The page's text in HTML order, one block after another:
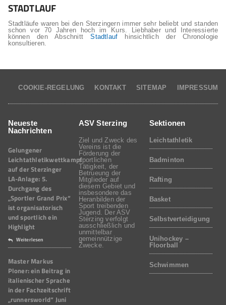
STADTLAUF
Stadtläufe waren bei den Sterzingern immer sehr beliebt und standen
schon vor 70 Jahren hoch im Kurs. Liebhaber und Interessierte
können den AbschnittStadtlauf hinsichtlich der Chronologie
konsultieren.
COOKIE-REGELUNG KONTAKT SITEMAP IMPRESSUM
Neueste
Nachrichten
Gelungener
Leichtathletikwettkampf
auf der Sterzinger
LA-Anlage: 5.
Durchgang des
„Sportler Grand Prix“
ist organisatorisch
und sportlich ein
Highlight
Weiterlesen
Master Markus
Ploner: ein Beitrag in
italienischer Sprache
in der Fachzeitschrift
„runnersworld“ Juni
ASV Sterzing
Ziel und Zweck des
Vereins ist die
Förderung der
sportlichen
Tätigkeit, der
Betrueung der
Mitglieder auf
diesem Gebiet und
insbesondere das
Heranbilden der
Sport treibenden
Jugend. Der ASV
Sterzing verfolgt
ausschließlich und
unmittelbar
gemeinnützige
Zwecke.
Sektionen
Leichtathletik
Badminton
Rafting
Basket
Selbstverteidigung
Unihockey –
Floorball
Schwimmen